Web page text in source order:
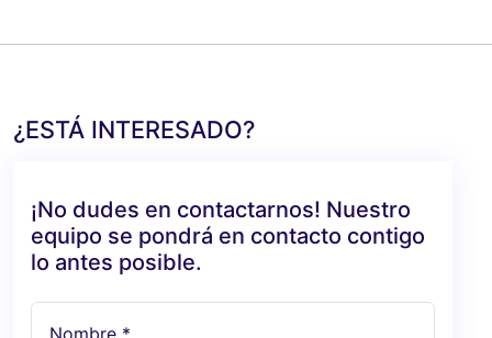
¿ESTÁ INTERESADO?
¡No dudes en contactarnos! Nuestro
equipo se pondrá en contacto contigo
lo antes posible.
Nombre *